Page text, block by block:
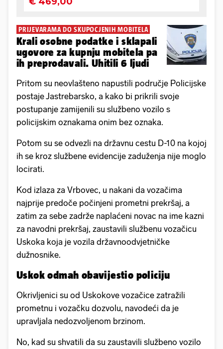
PRIJEVARAMA DO SKUPOCJENIH MOBITELA
Krali osobne podatke i sklapali
ugovore za kupnju mobitela pa
ih preprodavali. Uhitili 6 ljudi
Pritom su neovlašteno napustili područje Policijske
postaje Jastrebarsko, a kako bi prikrili svoje
postupanje zamijenili su službeno vozilo s
policijskim oznakama onim bez oznaka.
Potom su se odvezli na državnu cestu D-10 na kojoj
ih se kroz službene evidencije zaduženja nije moglo
locirati.
Kod izlaza za Vrbovec, u nakani da vozačima
najprije predoče počinjeni prometni prekršaj, a
zatim za sebe zadrže naplaćeni novac na ime kazni
za navodni prekršaj, zaustavili službenu vozačicu
Uskoka koja je vozila državnoodvjetničke
dužnosnike.
Uskok odmah obavijestio policiju
Okrivljenici su od Uskokove vozačice zatražili
prometnu i vozačku dozvolu, navodeći da je
upravljala nedozvoljenom brzinom.
No, kad su shvatili da su zaustavili službeno vozilo